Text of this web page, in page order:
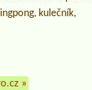
kulečník,
»